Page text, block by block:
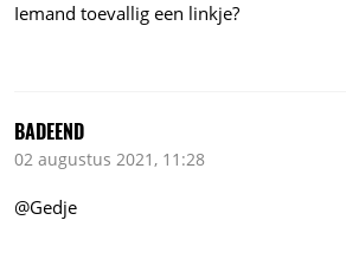
Iemand toevallig een linkje?
BADEEND
02 augustus 2021, 11:28
@Gedje